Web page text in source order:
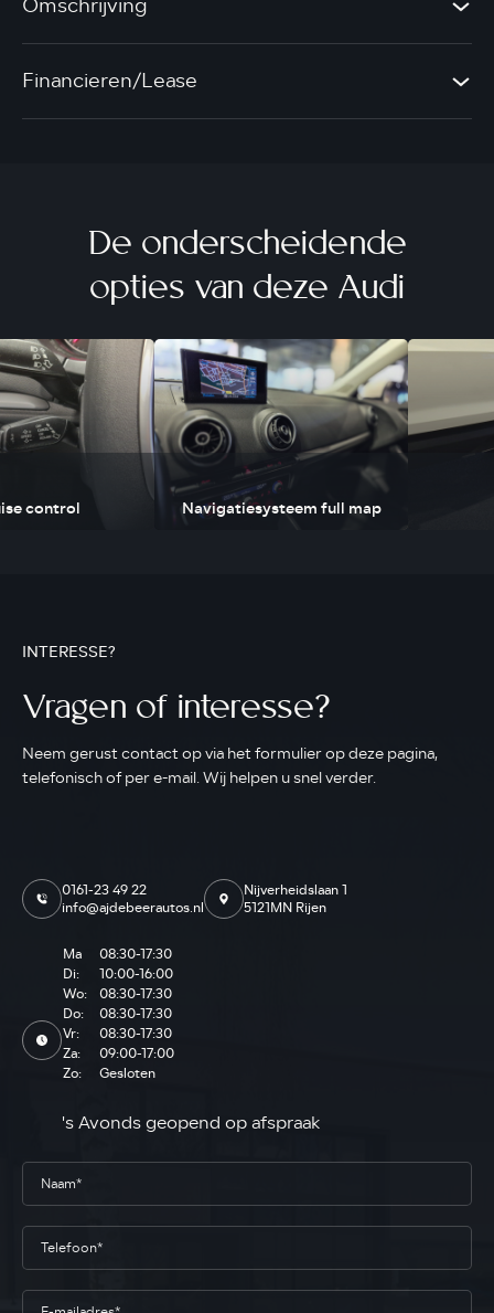
Financieren/Lease
De onderscheidende
opties van deze Audi
control Navigatiesysteem full map
INTERESSE?
Vragen of interesse?
Neem gerust contact op via het formulier op deze pagina,
telefonisch of per e-mail. Wij helpen u snel verder.
0161-23 49 22
info@ajdebeerautos.nl
Nijverheidslaan 1
5121MN Rijen
Ma
08:30-17:30
Di:
10:00-16:00
Wo:
08:30-17:30
Do:
08:30-17:30
Vr:
08:30-17:30
Za:
09:00-17:00
Zo:
Gesloten
's Avonds geopend op afspraak